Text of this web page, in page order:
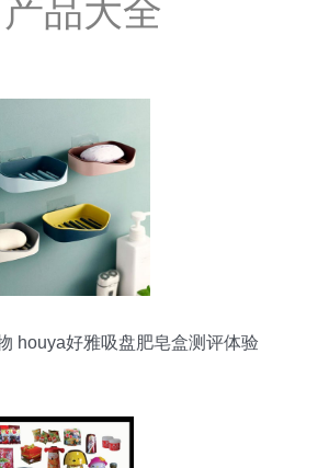
产品大全
houya好雅吸盘肥皂盒测评体验